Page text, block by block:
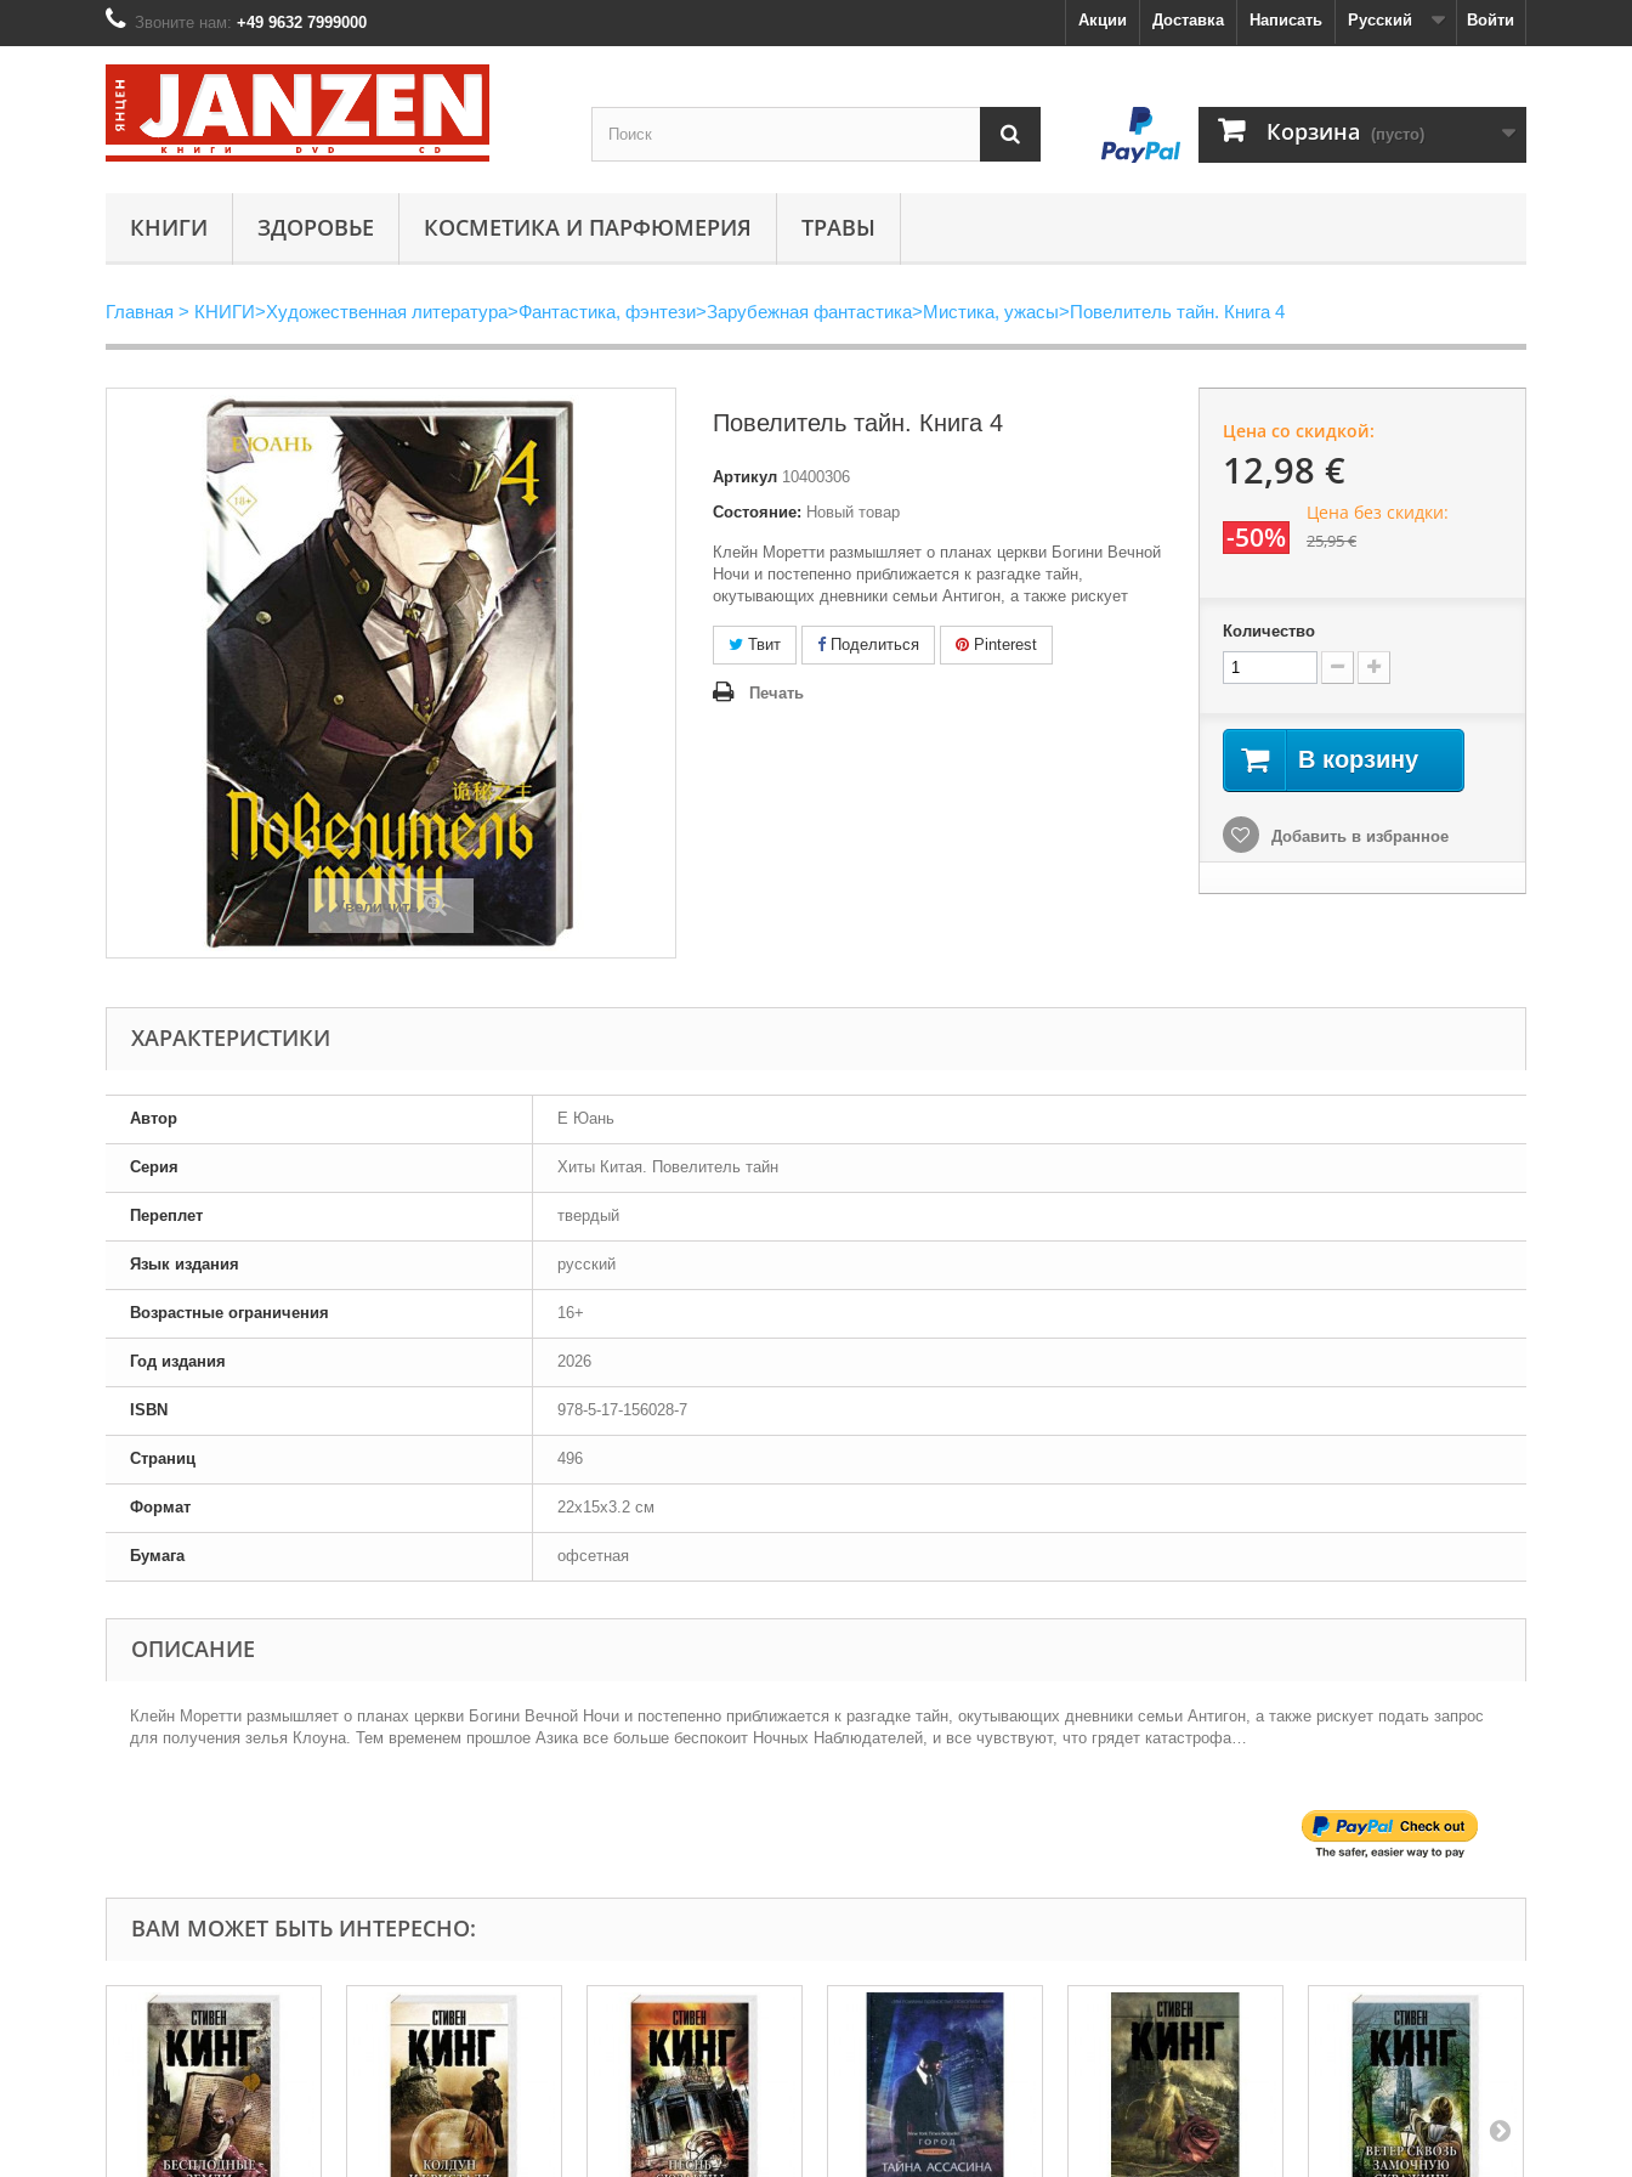
Войти
Русский
Написать
Доставка
Акции
Звоните нам: +49 9632 7999000
Корзина (пусто)
КНИГИ ЗДОРОВЬЕ КОСМЕТИКА И ПАРФЮМЕРИЯ ТРАВЫ
Главная > КНИГИ>Художественная литература>Фантастика, фэнтези>Зарубежная фантастика>Мистика, ужасы>Повелитель тайн. Книга 4
Увеличить
Повелитель тайн. Книга 4
Артикул 10400306
Состояние: Новый товар
Клейн Моретти размышляет о планах церкви Богини Вечной
Ночи и постепенно приближается к разгадке тайн,
окутывающих дневники семьи Антигон, а также рискует
Твит Поделиться Pinterest
Печать
Цена со скидкой:
12,98 €
-50%
Цена без скидки:
25,95 €
Количество
В корзину
Добавить в избранное
ХАРАКТЕРИСТИКИ
Автор Е Юань
Серия Хиты Китая. Повелитель тайн
Переплет твердый
Язык издания русский
Возрастные ограничения 16+
Год издания 2026
ISBN 978-5-17-156028-7
Страниц 496
Формат 22x15x3.2 см
Бумага офсетная
ОПИСАНИЕ
Клейн Моретти размышляет о планах церкви Богини Вечной Ночи и постепенно приближается к разгадке тайн, окутывающих дневники семьи Антигон, а также рискует подать запрос
для получения зелья Клоуна. Тем временем прошлое Азика все больше беспокоит Ночных Наблюдателей, и все чувствуют, что грядет катастрофа…
ВАМ МОЖЕТ БЫТЬ ИНТЕРЕСНО: